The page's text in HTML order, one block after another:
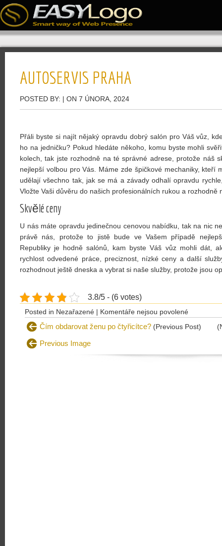
AUTOSERVIS PRAHA
POSTED BY: | ON 7 ÚNORA, 2024
Přáli byste si najít nějaký opravdu dobrý salón pro Váš vůz,
ho na jedničku? Pokud hledáte někoho, komu byste mohli
kolech, tak jste rozhodně na té správné adrese, protože náš
nejlepší volbou pro Vás. Máme zde špičkové mechaniky, kteří
udělají všechno tak, jak se má a závady odhalí opravdu
Vložte Vaši důvěru do našich profesionálních rukou a rozhodně
Skvělé ceny
U nás máte opravdu jedinečnou cenovou nabídku, tak na nic
právě nás, protože to jistě bude ve Vašem případě
Republiky je hodně salónů, kam byste Váš vůz mohli dát,
rychlost odvedené práce, preciznost, nízké ceny a další
rozhodnout ještě dneska a vybrat si naše služby, protože jsou
3.8/5 - (6 votes)
Posted in Nezařazené | Komentáře nejsou povolenéu
Autoservis
Čím obdarovat ženu po čtyřicítce? (Previous Post)
Previous Image